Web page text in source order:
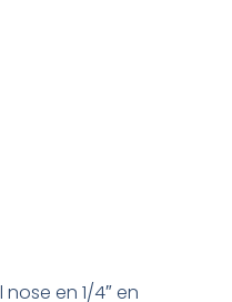
en 1/4″ en